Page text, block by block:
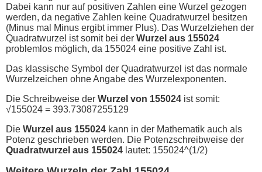
Dabei kann nur auf positiven Zahlen eine Wurzel gezogen
werden, da negative Zahlen keine Quadratwurzel besitzen
(Minus mal Minus ergibt immer Plus). Das Wurzelziehen der
Quadratwurzel ist somit bei der Wurzel aus 155024
problemlos möglich, da 155024 eine positive Zahl ist.
Das klassische Symbol der Quadratwurzel ist das normale
Wurzelzeichen ohne Angabe des Wurzelexponenten.
Die Schreibweise der Wurzel von 155024 ist somit:
√155024 = 393.73087255129
Die Wurzel aus 155024 kann in der Mathematik auch als
Potenz geschrieben werden. Die Potenzschreibweise der
Quadratwurzel aus 155024 lautet: 155024^(1/2)